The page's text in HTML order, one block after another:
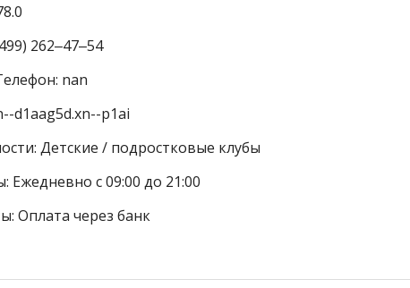
262‒47‒54
nan
d1aag5d.xn--p1ai
Детские / подростковые клубы
Ежедневно с 09:00 до 21:00
Оплата через банк